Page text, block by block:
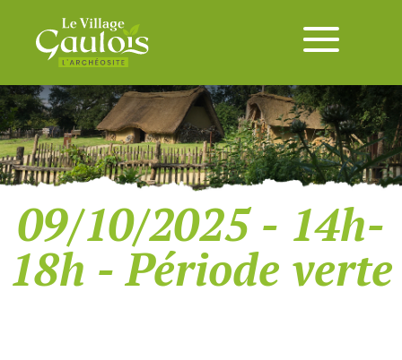
09/10/2025 - 14h-
18h - Période verte